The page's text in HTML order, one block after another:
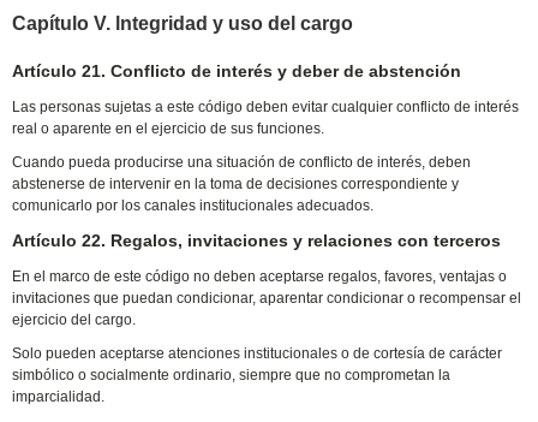
Capítulo V. lntegridad y uso del cargo
Artículo 21. Conflicto de interés y deber de abstención
Las personas sujetas a este código deben evitar cualquier conflicto de interés
real o aparente en el ejercicio de sus funciones.
Cuando pueda producirse una situación de conflicto de interés, deben
abstenerse de intervenir en la toma de decisiones correspondiente y
comunicarlo por los canales institucionales adecuados.
Artículo 22. Regalos, invitaciones y relaciones con terceros
En el marco de este código no deben aceptarse regalos, favores, ventajas o
invitaciones que puedan condicionar, aparentar condicionar o recompensar el
ejercicio del cargo.
Solo pueden aceptarse atenciones institucionales o de cortesía de carácter
simbólico o socialmente ordinario, siempre que no comprometan la
imparcialidad.